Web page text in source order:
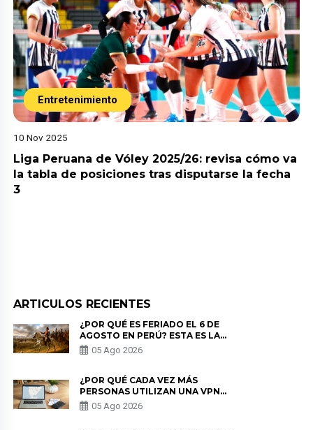
Entretenimiento
10 Nov 2025
Liga Peruana de Vóley 2025/26: revisa cómo va
la tabla de posiciones tras disputarse la fecha
3
ARTICULOS RECIENTES
¿POR QUÉ ES FERIADO EL 6 DE
AGOSTO EN PERÚ? ESTA ES LA
HISTORIA
05 Ago 2026
¿POR QUÉ CADA VEZ MÁS
PERSONAS UTILIZAN UNA VPN
PARA PROTEGER SU
PRIVACIDAD?
05 Ago 2026